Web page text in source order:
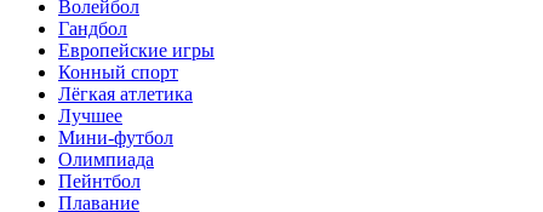
Волейбол
Гандбол
Европейские игры
Конный спорт
Лёгкая атлетика
Лучшее
Мини-футбол
Олимпиада
Пейнтбол
Плавание